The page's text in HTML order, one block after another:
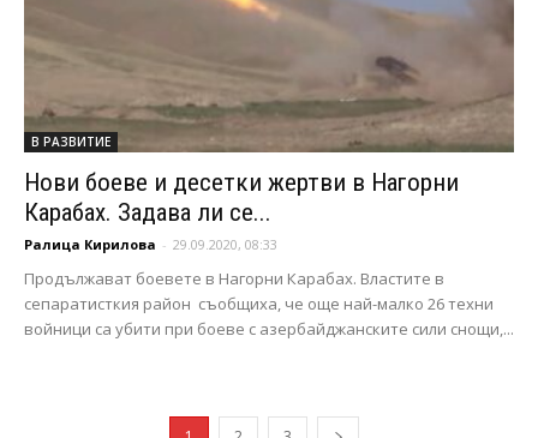
В РАЗВИТИЕ
Нови боеве и десетки жертви в Нагорни
Карабах. Задава ли се...
Ралица Кирилова - 29.09.2020, 08:33
Продължават боевете в Нагорни Карабах. Властите в
сепаратисткия район съобщиха, че още най-малко 26 техни
войници са убити при боеве с азербайджанските сили снощи,...